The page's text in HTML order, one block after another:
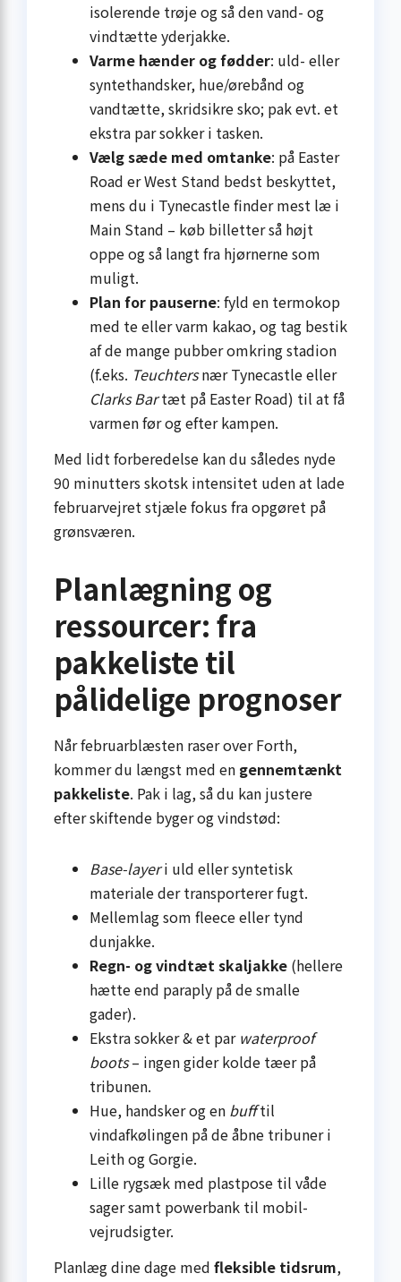
isolerende trøje og så den vand- og
vindtætte yderjakke.
Varme hænder og fødder: uld- eller
syntet­handsker, hue/ørebånd og
vandtætte, skridsikre sko; pak evt. et
ekstra par sokker i tasken.
Vælg sæde med omtanke: på Easter
Road er West Stand bedst beskyttet,
mens du i Tynecastle finder mest læ i
Main Stand – køb billetter så højt
oppe og så langt fra hjørnerne som
muligt.
Plan for pauserne: fyld en termokop
med te eller varm kakao, og tag bestik
af de mange pubber omkring stadion
(f.eks. Teuchtersnær Tynecastle eller
Clarks Bartæt på Easter Road) til at få
varmen før og efter kampen.
Med lidt forberedelse kan du således nyde
90 minutters skotsk intensitet uden at lade
februar­vejret stjæle fokus fra opgøret på
grønsværen.
Planlægning og
ressourcer: fra
pakkeliste til
pålidelige prognoser
Når februarblæsten raser over Forth,
kommer du længst med en gennemtænkt
pakkeliste. Pak i lag, så du kan justere
efter skiftende byger og vindstød:
Base-layeri uld eller syntetisk
materiale der transporterer fugt.
Mellemlag som fleece eller tynd
dunjakke.
Regn- og vindtæt skaljakke (hellere
hætte end paraply på de smalle
gader).
Ekstra sokker & et par waterproof
boots– ingen gider kolde tæer på
tribunen.
Hue, handsker og en bufftil
vindafkølingen på de åbne tribuner i
Leith og Gorgie.
Lille rygsæk med plastpose til våde
sager samt powerbank til mobil-
vejrudsigter.
Planlæg dine dage med fleksible tidsrum,